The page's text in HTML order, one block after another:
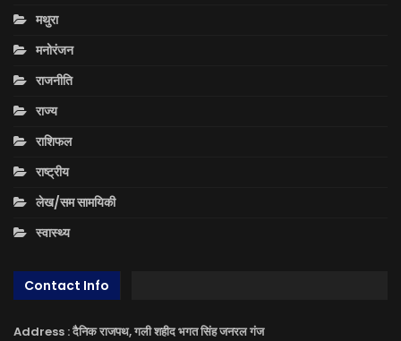
मथुरा
मनोरंजन
राजनीति
राज्य
राशिफल
राष्ट्रीय
लेख/सम सामयिकी
स्वास्थ्य
Contact Info
Address : दैनिक राजपथ, गली शहीद भगत सिंह जनरल गंज